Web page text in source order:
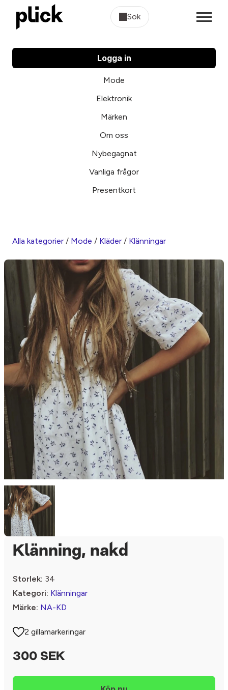
Sök
Logga in
Mode
Elektronik
Märken
Om oss
Nybegagnat
Vanliga frågor
Presentkort
Alla kategorier / Mode / Kläder / Klänningar
Klänning, nakd
Storlek: 34
Kategori: Klänningar
Märke: NA-KD
2 gillamarkeringar
300 SEK